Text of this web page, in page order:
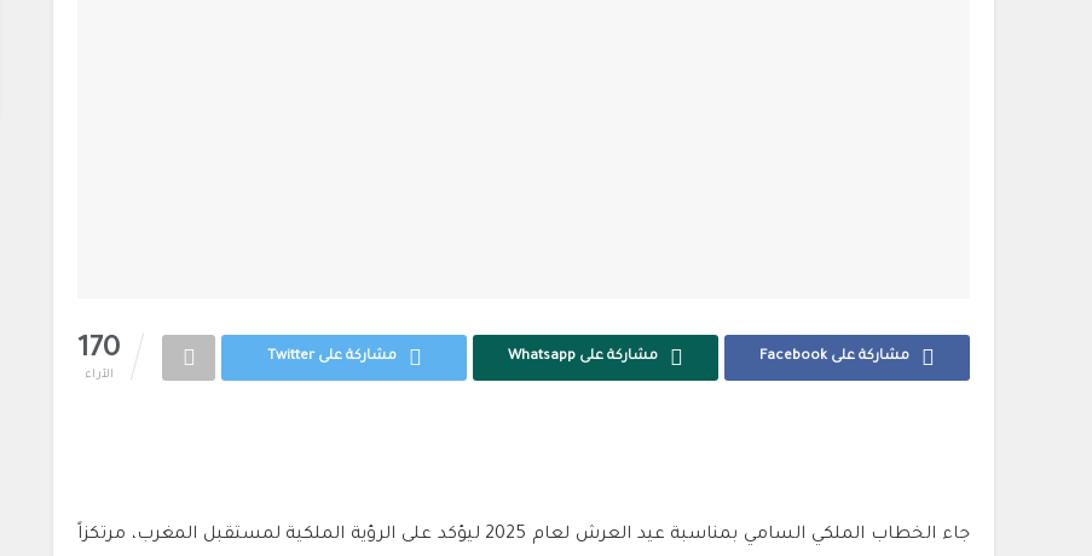
170
الآراء
مشاركة على Facebook مشاركة على Whatsapp مشاركة على Twitter
جاء الخطاب الملكي السامي بمناسبة عيد العرش لعام 2025 ليؤكد على الرؤية الملكية لمستقبل المغرب، مرتكزاً